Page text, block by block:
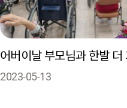
2023-05-13